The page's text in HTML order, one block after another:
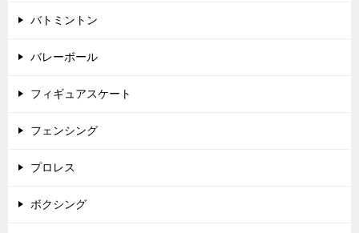
バトミントン
バレーボール
フィギュアスケート
フェンシング
プロレス
ボクシング